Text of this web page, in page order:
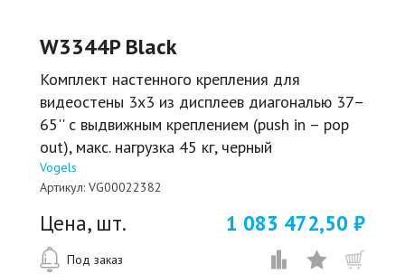
W3344P Black
Комплект настенного крепления для
видеостены 3х3 из дисплеев диагональю 37–
65'' с выдвижным креплением (push in – pop
out), макс. нагрузка 45 кг, черный
Vogels
Артикул: VG00022382
Цена, шт. 1 083 472,50 ₽
Под заказ